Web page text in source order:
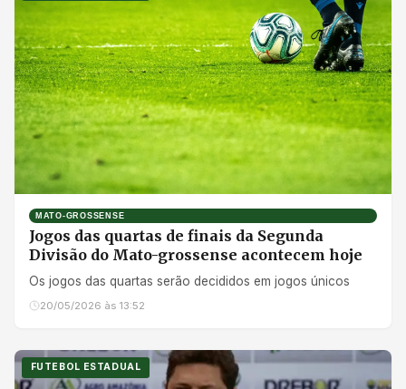
MATO-GROSSENSE
Jogos das quartas de finais da Segunda
Divisão do Mato-grossense acontecem hoje
Os jogos das quartas serão decididos em jogos únicos
20/05/2026 às 13:52
FUTEBOL ESTADUAL